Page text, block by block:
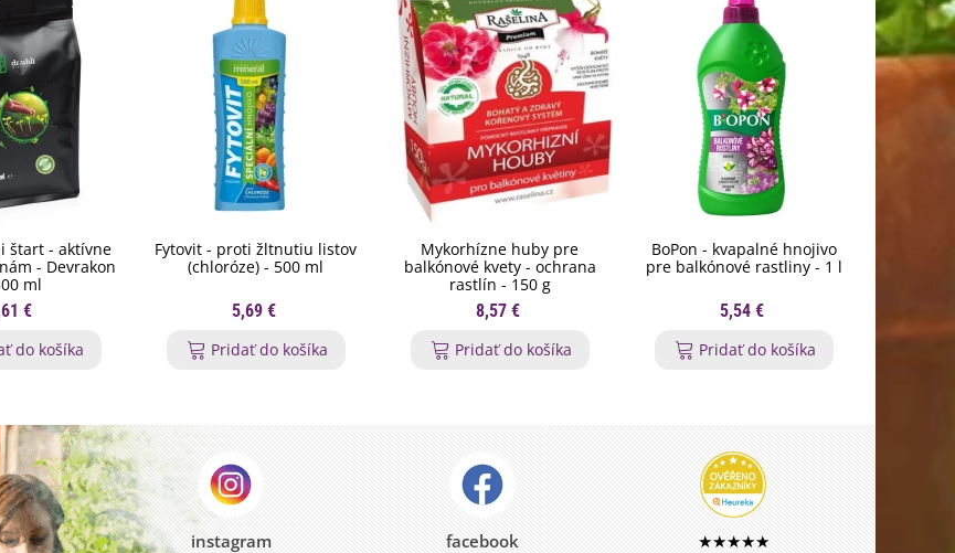
štart - aktívne
- Devrakon
ml
€
do košíka
Fytovit - proti žltnutiu listov
(chloróze) - 500 ml
5,69 €
Pridať do košíka
Mykorhízne huby pre
balkónové kvety - ochrana
rastlín - 150 g
8,57 €
Pridať do košíka
BoPon - kvapalné hnojivo
pre balkónové rastliny - 1 l
5,54 €
Pridať do košíka
instagram
facebook
★★★★★